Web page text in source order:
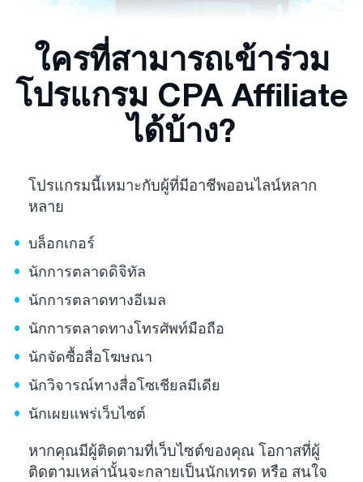
ใครที่สามารถเข้าร่วม
โปรแกรม CPA Affiliate
ได้บ้าง?
โปรแกรมนี้เหมาะกับผู้ที่มีอาชีพออนไลน์หลาก
หลาย
บล็อกเกอร์
นักการตลาดดิจิทัล
นักการตลาดทางอีเมล
นักการตลาดทางโทรศัพท์มือถือ
นักจัดซื้อสื่อโฆษณา
นักวิจารณ์ทางสื่อโซเชียลมีเดีย
นักเผยแพร่เว็บไซต์
หากคุณมีผู้ติดตามที่เว็บไซต์ของคุณ โอกาสที่ผู้
ติดตามเหล่านั้นจะกลายเป็นนักเทรด หรือ สนใจ